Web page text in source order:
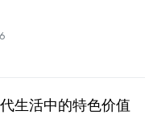
生活中的特色价值